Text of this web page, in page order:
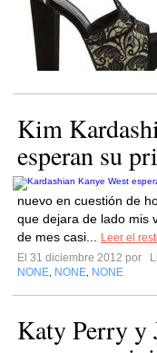
Kim
esperan su
nuevo en cuestión de
que dejara de lado mis
de mes casi...
Leer el
El 31 diciembre 2012 por
NONE NONE NONE
Katy Perry y